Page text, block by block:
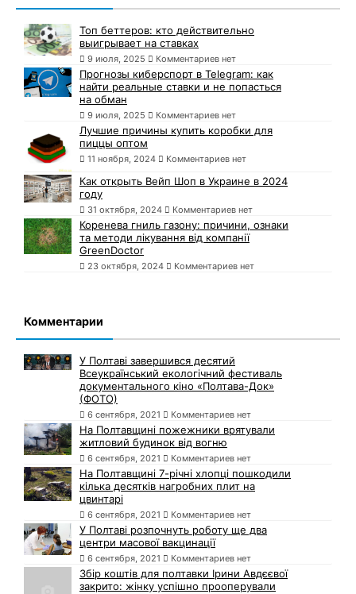
Топ беттеров: кто действительно
выигрывает на ставках
9 июля, 2025 Комментариев нет
Прогнозы киберспорт в Telegram: как
найти реальные ставки и не попасться
на обман
9 июля, 2025 Комментариев нет
Лучшие причины купить коробки для
пиццы оптом
11 ноября, 2024 Комментариев нет
Как открыть Вейп Шоп в Украине в 2024
году
31 октября, 2024 Комментариев нет
Коренева гниль газону: причини, ознаки
та методи лікування від компанії
GreenDoctor
23 октября, 2024 Комментариев нет
Комментарии
У Полтаві завершився десятий
Всеукраїнський екологічний фестиваль
документального кіно «Полтава-Док»
(ФОТО)
6 сентября, 2021 Комментариев нет
На Полтавщині пожежники врятували
житловий будинок від вогню
6 сентября, 2021 Комментариев нет
На Полтавщині 7-річні хлопці пошкодили
кілька десятків нагробних плит на
цвинтарі
6 сентября, 2021 Комментариев нет
У Полтаві розпочнуть роботу ще два
центри масової вакцинації
6 сентября, 2021 Комментариев нет
Збір коштів для полтавки Ірини Авдєєвої
закрито: жінку успішно прооперували